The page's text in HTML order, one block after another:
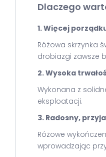
Dlaczego
1. Więcej
Różowa skrzynka
drobiazgi zawsze
2. Wysoka
Wykonana z
eksploatacji.
3. Radosny,
Różowe
wprowadzając